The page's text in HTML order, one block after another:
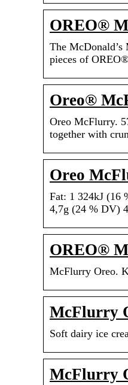
OREO®
The
pieces of
Oreo®
Oreo McFlurry.
together with
Oreo
Fat: 1 324kJ (16
4,7g (24 % DV)
OREO®
McFlurry Oreo.
McFlurry
Soft dairy ice
McFlurry